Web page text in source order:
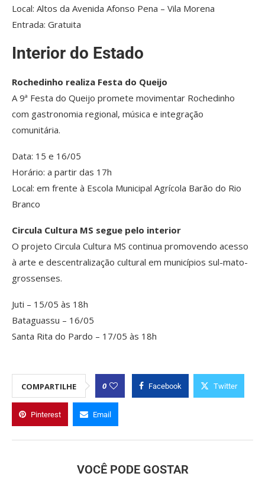
Local: Altos da Avenida Afonso Pena – Vila Morena
Entrada: Gratuita
Interior do Estado
Rochedinho realiza Festa do Queijo
A 9ª Festa do Queijo promete movimentar Rochedinho
com gastronomia regional, música e integração
comunitária.
Data: 15 e 16/05
Horário: a partir das 17h
Local: em frente à Escola Municipal Agrícola Barão do Rio
Branco
Circula Cultura MS segue pelo interior
O projeto Circula Cultura MS continua promovendo acesso
à arte e descentralização cultural em municípios sul-mato-
grossenses.
Juti – 15/05 às 18h
Bataguassu – 16/05
Santa Rita do Pardo – 17/05 às 18h
COMPARTILHE 0 Facebook Twitter
Pinterest Email
VOCÊ PODE GOSTAR